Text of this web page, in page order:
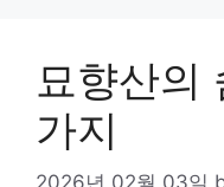
묘향산의
가지
2026년 02월 03일